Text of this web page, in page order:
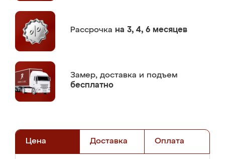
Рассрочка на 3, 4, 6 месяцев
Замер, доставка и подъем
бесплатно
Цена Доставка Оплата